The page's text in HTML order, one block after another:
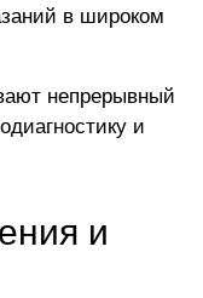
в широком
непрерывный
и
и